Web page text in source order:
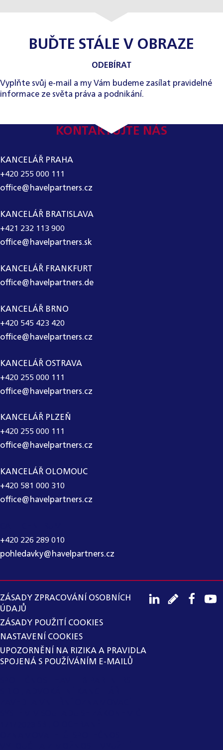
BUĎTE STÁLE V OBRAZE
ODEBÍRAT
Vyplňte svůj e-mail a my Vám budeme zasílat pravidelné
informace ze světa práva a podnikání.
KONTAKTUJTE NÁS
KANCELÁŘ PRAHA
+420 255 000 111
office@havelpartners.cz
KANCELÁŘ BRATISLAVA
+421 232 113 900
office@havelpartners.sk
KANCELÁŘ FRANKFURT
office@havelpartners.de
KANCELÁŘ BRNO
+420 545 423 420
office@havelpartners.cz
KANCELÁŘ OSTRAVA
+420 255 000 111
office@havelpartners.cz
KANCELÁŘ PLZEŇ
+420 255 000 111
office@havelpartners.cz
KANCELÁŘ OLOMOUC
+420 581 000 310
office@havelpartners.cz
+420 226 289 010
pohledavky@havelpartners.cz
ZÁSADY ZPRACOVÁNÍ OSOBNÍCH
ÚDAJŮ
ZÁSADY POUŽITÍ COOKIES
NASTAVENÍ COOKIES
UPOZORNĚNÍ NA RIZIKA A PRAVIDLA
SPOJENÁ S POUŽÍVÁNÍM E-MAILŮ